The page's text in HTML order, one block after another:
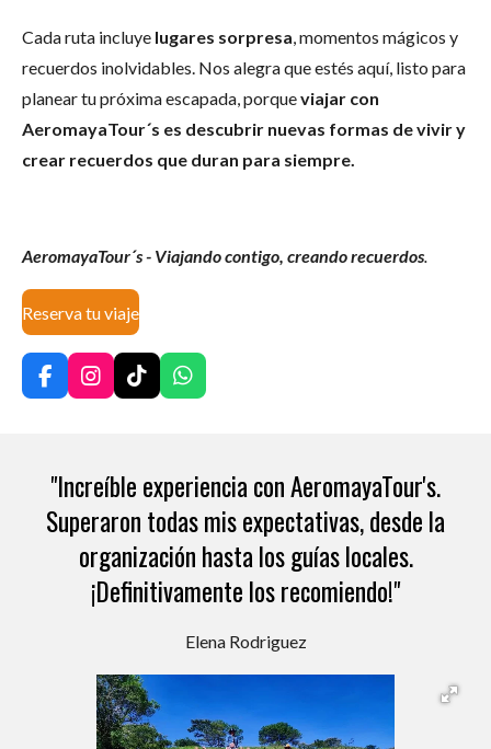
Cada ruta incluye lugares sorpresa, momentos mágicos y
recuerdos inolvidables. Nos alegra que estés aquí, listo para
planear tu próxima escapada, porqueviajar con
AeromayaTour´s es descubrir nuevas formas de vivir y
crear recuerdos que duran para siempre.
AeromayaTour´s - Viajando contigo, creando recuerdos.
Reserva tu viaje
F
a
o
o
k
I
n
g
a
m
T
i
k
W
h
A
p
"Increíble experiencia con AeromayaTour's.
Superaron todas mis expectativas, desde la
organización hasta los guías locales.
¡Definitivamente los recomiendo!"
Elena Rodriguez